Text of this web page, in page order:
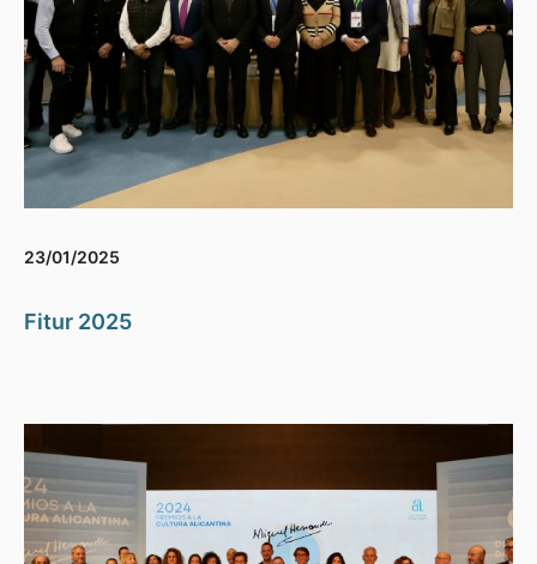
23/01/2025
Fitur 2025